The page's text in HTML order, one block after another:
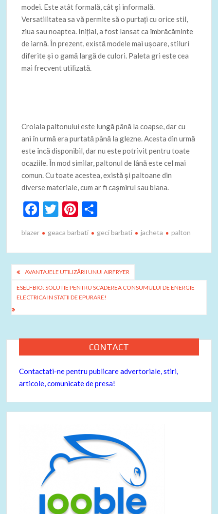
modei. Este atât formală, cât și informală.
Versatilitatea sa vă permite să o purtați cu orice stil,
ziua sau noaptea. Inițial, a fost lansat ca îmbrăcăminte
de iarnă. În prezent, există modele mai ușoare, stiluri
diferite și o gamă largă de culori. Paleta gri este cea
mai frecvent utilizată.
Croiala paltonului este lungă până la coapse, dar cu
ani în urmă era purtată până la glezne. Acesta din urmă
este încă disponibil, dar nu este potrivit pentru toate
ocaziile. În mod similar, paltonul de lână este cel mai
comun. Cu toate acestea, există și paltoane din
diverse materiale, cum ar fi cașmirul sau blana.
F
e
b
o
o
k
T
itt
er
Pi
er
es
t
ta
je
az
ă
blazer geaca barbati geci barbati jacheta palton
Navigare
în
articole
AVANTAJELE UTILIZĂRII UNUI AIRFRYER
ESELFBIO: SOLUTIE PENTRU SCADEREA CONSUMULUI DE ENERGIE
ELECTRICA IN STATII DE EPURARE!
CONTACT
Contactati-ne pentru publicare advertoriale, stiri,
articole, comunicate de presa!